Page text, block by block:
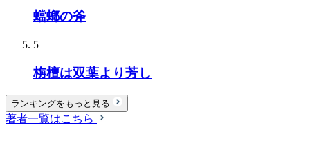
蟷螂の斧
5
栴檀は双葉より芳し
ランキングをもっと見る
著者一覧はこちら